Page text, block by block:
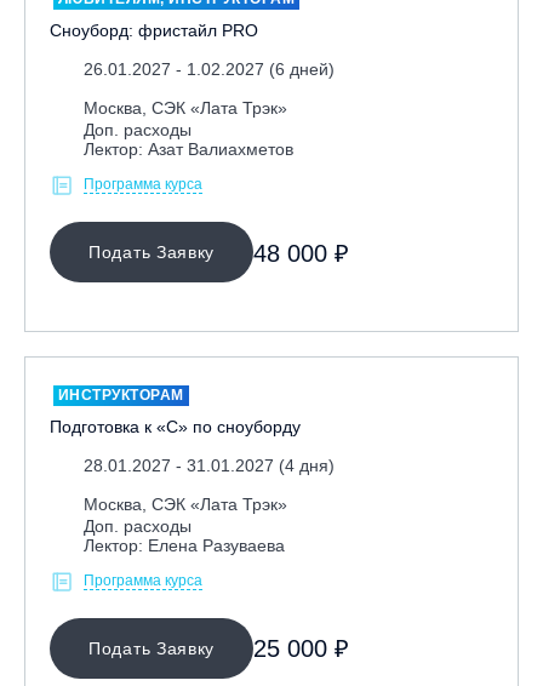
Сноуборд: фристайл PRO
26.01.2027 - 1.02.2027 (6 дней)
Москва, СЭК «Лата Трэк»
Доп. расходы
Лектор: Азат Валиахметов
Программа курса
Подать Заявку 48 000 ₽
ИНСТРУКТОРАМ
Подготовка к «С» по сноуборду
28.01.2027 - 31.01.2027 (4 дня)
Москва, СЭК «Лата Трэк»
Доп. расходы
Лектор: Елена Разуваева
Программа курса
Подать Заявку 25 000 ₽